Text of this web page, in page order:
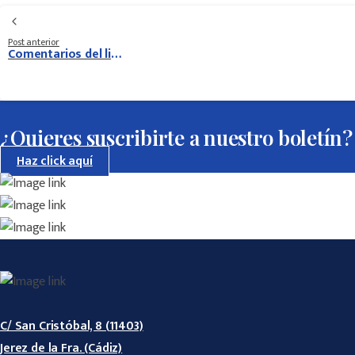
Continue
Reading
Post anterior
Comentarios del libro y debate “El abogado de pobres” con Juan Pedro Cosano (autor)
¿Quieres suscribirte a nuestro boletín?
Haz click aquí
C/ San Cristóbal, 8 (11403)
Jerez de la Fra. (Cádiz)